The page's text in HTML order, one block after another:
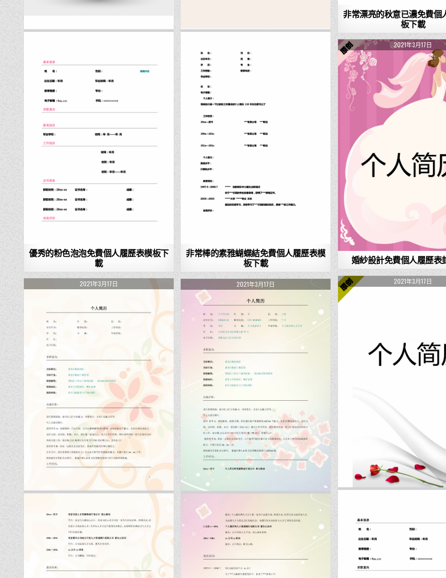
非常漂亮的秋意已濃免費個
板下載
優秀的粉色泡泡免費個人履歷表模板下
載
非常棒的素雅蝴蝶結免費個人履歷表模
板下載
2021年3月17日
婚紗設計免費個人履歷表
2021年3月17日
2021年3月17日 2021年3月17日